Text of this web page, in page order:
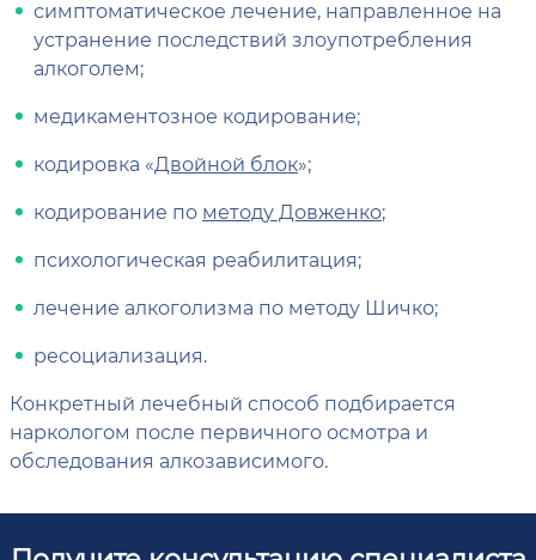
симптоматическое лечение, направленное на
устранение последствий злоупотребления
алкоголем;
медикаментозное кодирование;
кодировка «Двойной блок»;
кодирование по методу Довженко;
психологическая реабилитация;
лечение алкоголизма по методу Шичко;
ресоциализация.
Конкретный лечебный способ подбирается
наркологом после первичного осмотра и
обследования алкозависимого.